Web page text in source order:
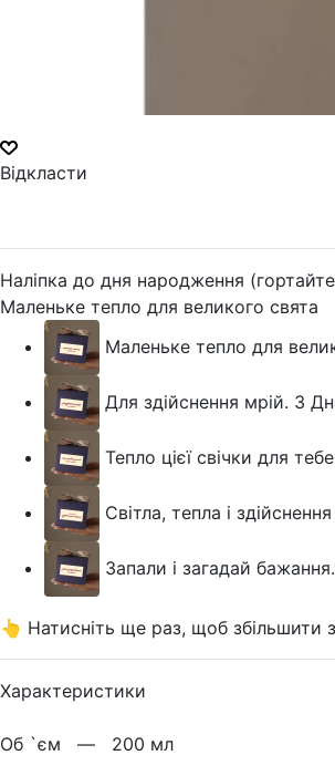
Відкласти
Наліпка до дня народження
Маленьке тепло для великого свята
Маленьке тепло для
Для здійснення мрій. З
Тепло цієї свічки для
Світла, тепла і
Запали і загадай
👆 Натисніть ще раз, щоб збільшити
Характеристики
Об `єм — 200 мл